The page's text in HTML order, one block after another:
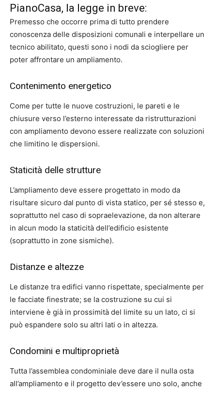
PianoCasa, la legge in breve:
Premesso che occorre prima di tutto prendere
conoscenza delle disposizioni comunali e interpellare un
tecnico abilitato, questi sono i nodi da sciogliere per
poter affrontare un ampliamento.
Contenimento energetico
Come per tutte le nuove costruzioni, le pareti e le
chiusure verso l’esterno interessate da ristrutturazioni
con ampliamento devono essere realizzate con soluzioni
che limitino le dispersioni.
Staticità delle strutture
L’ampliamento deve essere progettato in modo da
risultare sicuro dal punto di vista statico, per sé stesso e,
soprattutto nel caso di sopraelevazione, da non alterare
in alcun modo la staticità dell’edificio esistente
(soprattutto in zone sismiche).
Distanze e altezze
Le distanze tra edifici vanno rispettate, specialmente per
le facciate finestrate; se la costruzione su cui si
interviene è già in prossimità del limite su un lato, ci si
può espandere solo su altri lati o in altezza.
Condomini e multiproprietà
Tutta l’assemblea condominiale deve dare il nulla osta
all’ampliamento e il progetto dev’essere uno solo, anche